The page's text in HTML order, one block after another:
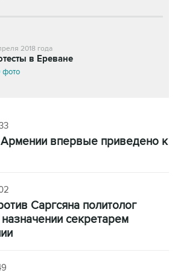
2018 года
в Ереване
фото
впервые приведено к
Саргсяна политолог
секретарем